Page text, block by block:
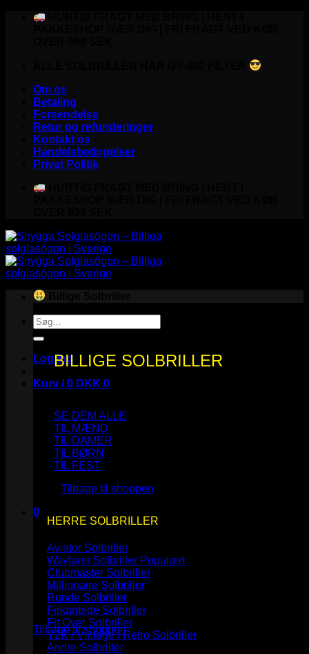
Fortsæt
Om os
Betaling
Forsendelse
Retur og refunderinger
Kontakt os
Handelsbetingelser
Privat Politik
Søg
efter:
Log ind
Kurv /0 DKK 0
Ingen varer i kurven.
Tilbage til shoppen
0
Kurv
Ingen varer i kurven.
Tilbage til shoppen
BILLIGE SOLBRILLER
SE DEM ALLE
TIL MÆND
TIL DAMER
TIL BØRN
TIL FEST
HERRE SOLBRILLER
Aviator Solbriller
Wayfarer Solbriller
Clubmaster Solbriller
Millionaire Solbriller
Runde Solbriller
Firkantede Solbriller
Fit Over Solbriller
Y2K / Vintage / Retro Solbriller
Andre Solbriller